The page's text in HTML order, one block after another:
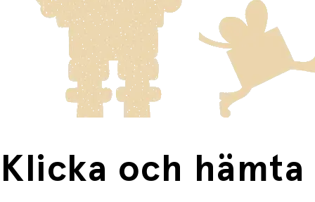
Varor som är för stora för att skickas som vanlig post
skickas med Posten/Brings tjänst
Home Delivery
. Detta
innebär en högre fraktkostnad.
Produkter som omfattas av detta är tydligt märkta, och
frakten för dessa varor visas i kassan.
Fri frakt när du handlar för mer än 1500:-
Klicka och hämta:
Du betalar när du hämtar varorna i butiken.
Klicka och hämta